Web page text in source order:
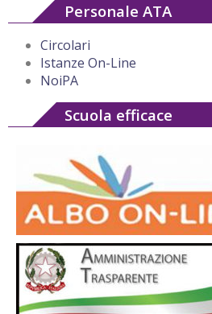
Personale ATA
Circolari
Istanze On-Line
NoiPA
Scuola efficace